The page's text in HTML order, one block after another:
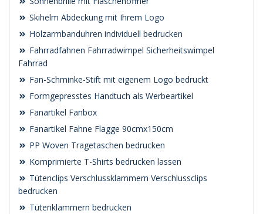
Skihelm Abdeckung mit Ihrem Logo
Holzarmbanduhren individuell bedrucken
Fahrradfahnen Fahrradwimpel Sicherheitswimpel
Fahrrad
Fan-Schminke-Stift mit eigenem Logo bedruckt
Formgepresstes Handtuch als Werbeartikel
Fanartikel Fanbox
Fanartikel Fahne Flagge 90cmx150cm
PP Woven Tragetaschen bedrucken
Komprimierte T-Shirts bedrucken lassen
Tütenclips Verschlussklammern Verschlussclips
bedrucken
Tütenklammern bedrucken